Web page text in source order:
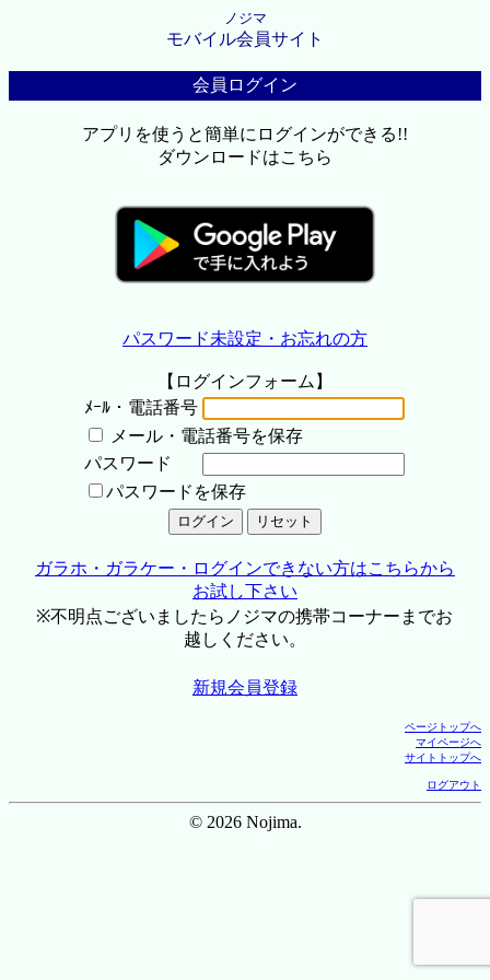
ノジマ
モバイル会員サイト
会員ログイン
アプリを使うと簡単にログインができる!!
ダウンロードはこちら
パスワード未設定・お忘れの方
【ログインフォーム】
ﾒｰﾙ・電話番号
メール・電話番号を保存
パスワード
パスワードを保存
ガラホ・ガラケー・ログインできない方はこちらから
お試し下さい
※不明点ございましたらノジマの携帯コーナーまでお
越しください。
新規会員登録
ページトップへ
マイページへ
サイトトップへ
ログアウト
© 2026 Nojima.